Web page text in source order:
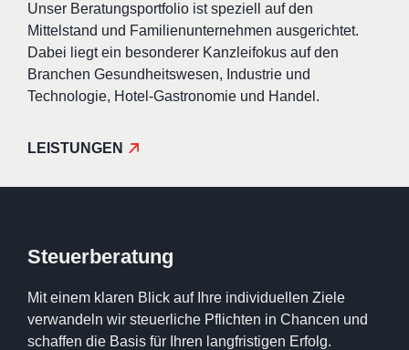
Unser Beratungsportfolio ist speziell auf den
Mittelstand und Familienunternehmen ausgerichtet.
Dabei liegt ein besonderer Kanzleifokus auf den
Branchen Gesundheitswesen, Industrie und
Technologie, Hotel-Gastronomie und Handel.
LEISTUNGEN
Steuerberatung
Mit einem klaren Blick auf Ihre individuellen Ziele
verwandeln wir steuerliche Pflichten in Chancen und
schaffen die Basis für Ihren langfristigen Erfolg.